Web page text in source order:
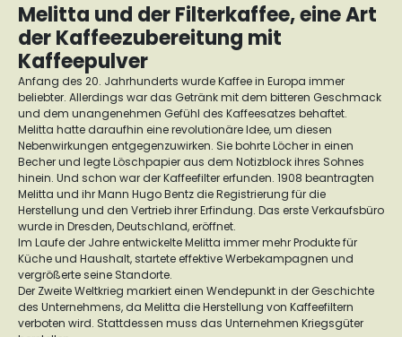
Melitta und der Filterkaffee, eine Art
der Kaffeezubereitung mit
Kaffeepulver
Anfang des 20. Jahrhunderts wurde Kaffee in Europa immer
beliebter. Allerdings war das Getränk mit dem bitteren Geschmack
und dem unangenehmen Gefühl des Kaffeesatzes behaftet.
Melitta hatte daraufhin eine revolutionäre Idee, um diesen
Nebenwirkungen entgegenzuwirken. Sie bohrte Löcher in einen
Becher und legte Löschpapier aus dem Notizblock ihres Sohnes
hinein. Und schon war der Kaffeefilter erfunden. 1908 beantragten
Melitta und ihr Mann Hugo Bentz die Registrierung für die
Herstellung und den Vertrieb ihrer Erfindung. Das erste Verkaufsbüro
wurde in Dresden, Deutschland, eröffnet.
Im Laufe der Jahre entwickelte Melitta immer mehr Produkte für
Küche und Haushalt, startete effektive Werbekampagnen und
vergrößerte seine Standorte.
Der Zweite Weltkrieg markiert einen Wendepunkt in der Geschichte
des Unternehmens, da Melitta die Herstellung von Kaffeefiltern
verboten wird. Stattdessen muss das Unternehmen Kriegsgüter